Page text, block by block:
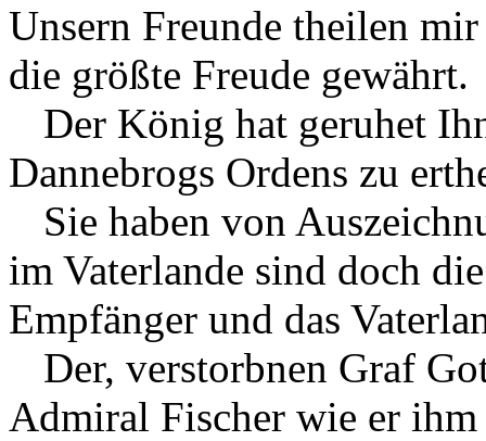
Unsern Freunde theilen
die größte Freude gewährt.
Der König hat geruhet
Dannebrogs Ordens zu
Sie haben von
im Vaterlande sind doch
Empfänger und das
Der, verstorbnen Graf
Admiral Fischer wie er